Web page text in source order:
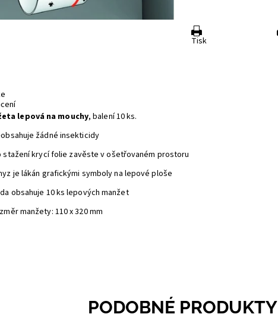
Tisk
lepová na mouchy, balení 10 ks.
žádné insekticidy
stažení krycí folie zavěste v ošetřovaném prostoru
je lákán grafickými symboly na lepové ploše
obsahuje 10 ks lepových manžet
manžety: 110 x 320 mm
PODOBNÉ PRODUKTY